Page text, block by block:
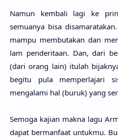
Namun kemba­li lagi ke
semua­nya bisa
mampu membuta­kan dan
lam penderita­an. Dan, dari
(dari orang lain) itu­lah
begi­tu pula memperlaja­ri
mengala­mi hal (buruk) yang
Semo­ga kaji­an makna lagu
dapat bermanfa­at untuk­mu.